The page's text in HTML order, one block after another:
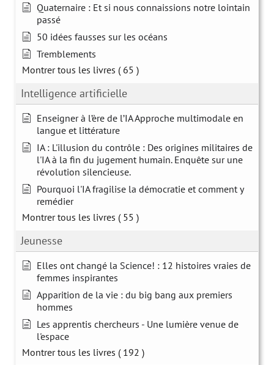
Quaternaire : Et si nous connaissions notre lointain
passé
50 idées fausses sur les océans
Tremblements
Montrer tous les livres ( 65 )
Intelligence artificielle
Enseigner à l’ère de l’IA Approche multimodale en
langue et littérature
IA : L'illusion du contrôle : Des origines militaires de
l'IA à la fin du jugement humain. Enquête sur une
révolution silencieuse.
Pourquoi l'IA fragilise la démocratie et comment y
remédier
Montrer tous les livres ( 55 )
Jeunesse
Elles ont changé la Science! : 12 histoires vraies de
femmes inspirantes
Apparition de la vie : du big bang aux premiers
hommes
Les apprentis chercheurs - Une lumière venue de
l'espace
Montrer tous les livres ( 192 )